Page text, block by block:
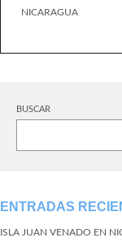
NICARAGUA
BUSCAR
ENTRADAS
ISLA JUAN VENADO EN